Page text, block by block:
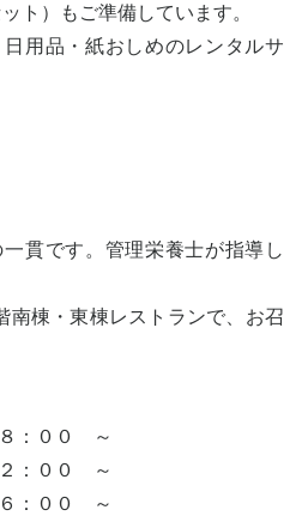
ト）もご準備しています。
日用品・紙おしめのレンタルサ
貫です。管理栄養士が指導し
南棟・東棟レストランで、お召
００ ～
００ ～
００ ～